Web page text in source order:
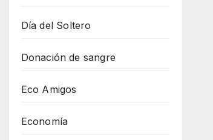
Día del Soltero
Donación de sangre
Eco Amigos
Economía